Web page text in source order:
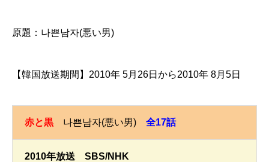
原題：나쁜남자(悪い男)
【韓国放送期間】2010年 5月26日から2010年 8月5日
赤と黒 나쁜남자(悪い男) 全17話
2010年放送 SBS/NHK